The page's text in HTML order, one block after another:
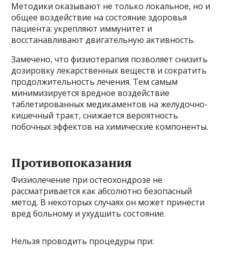
Методики оказывают не только локальное, но и
общее воздействие на состояние здоровья
пациента: укрепляют иммунитет и
восстанавливают двигательную активность.
Замечено, что физиотерапия позволяет снизить
дозировку лекарственных веществ и сократить
продолжительность лечения. Тем самым
минимизируется вредное воздействие
таблетированных медикаментов на желудочно-
кишечный тракт, снижается вероятность
побочных эффектов на химические компоненты.
Противопоказания
Физиолечение при остеохондрозе не
рассматривается как абсолютно безопасный
метод. В некоторых случаях он может принести
вред больному и ухудшить состояние.
Нельзя проводить процедуры при: